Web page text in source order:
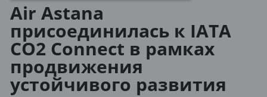
Air Astana
присоединилась к IATA
CO2 Connect в рамках
продвижения
устойчивого развития